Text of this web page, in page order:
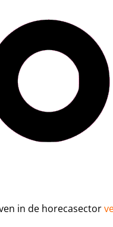
in de horecasector